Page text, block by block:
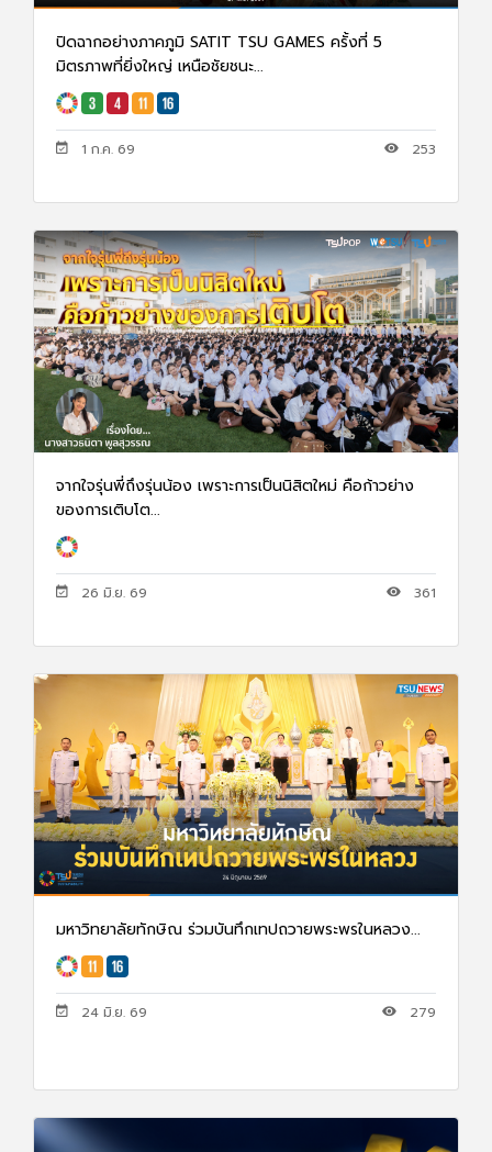
ปิดฉากอย่างภาคภูมิ SATIT TSU GAMES ครั้งที่ 5
มิตรภาพที่ยิ่งใหญ่ เหนือชัยชนะ...
1 ก.ค. 69 253
จากใจรุ่นพี่ถึงรุ่นน้อง เพราะการเป็นนิสิตใหม่ คือก้าวย่าง
ของการเติบโต...
26 มิ.ย. 69 361
มหาวิทยาลัยทักษิณ ร่วมบันทึกเทปถวายพระพรในหลวง...
24 มิ.ย. 69 279